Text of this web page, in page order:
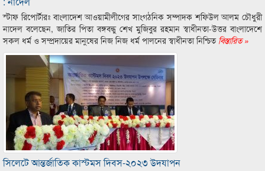
স্টাফ রিপোর্টারঃ বাংলাদেশ আওয়ামীলীগের সাংগঠনিক সম্পাদক শফিউল আলম চৌধুরী
নাদেল বলেছেন, জাতির পিতা বঙ্গবন্ধু শেখ মুজিবুর রহমান স্বাধীনতা-উত্তর বাংলাদেশে
সকল ধর্ম ও সম্প্রদায়ের মানুষের নিজ নিজ ধর্ম পালনের স্বাধীনতা নিশ্চিতবিস্তারিত »
সিলেটে আন্তর্জাতিক কাস্টমস দিবস-২০২৩ উদযাপন